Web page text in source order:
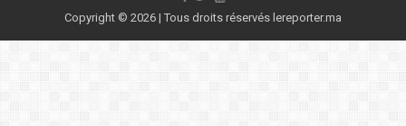
Copyright © 2026 | Tous droits réservés lereporter.ma